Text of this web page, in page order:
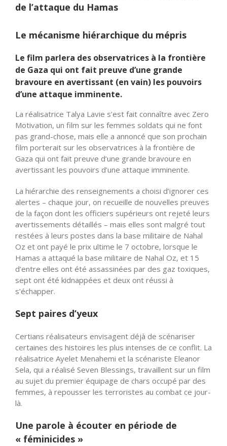
de l’attaque du Hamas
Le mécanisme hiérarchique du mépris
Le film parlera des observatrices à la frontière
de Gaza qui ont fait preuve d’une grande
bravoure en avertissant (en vain) les pouvoirs
d’une attaque imminente.
La réalisatrice Talya Lavie s’est fait connaître avec Zero
Motivation, un film sur les femmes soldats qui ne font
pas grand-chose, mais elle a annoncé que son prochain
film porterait sur les observatrices à la frontière de
Gaza qui ont fait preuve d’une grande bravoure en
avertissant les pouvoirs d’une attaque imminente.
La hiérarchie des renseignements a choisi d’ignorer ces
alertes – chaque jour, on recueille de nouvelles preuves
de la façon dont les officiers supérieurs ont rejeté leurs
avertissements détaillés – mais elles sont malgré tout
restées à leurs postes dans la base militaire de Nahal
Oz et ont payé le prix ultime le 7 octobre, lorsque le
Hamas a attaqué la base militaire de Nahal Oz, et 15
d’entre elles ont été assassinées par des gaz toxiques,
sept ont été kidnappées et deux ont réussi à
s’échapper.
Sept paires d’yeux
Certians réalisateurs envisagent déjà de scénariser
certaines des histoires les plus intenses de ce conflit. La
réalisatrice Ayelet Menahemi et la scénariste Eleanor
Sela, qui a réalisé Seven Blessings, travaillent sur un film
au sujet du premier équipage de chars occupé par des
femmes, à repousser les terroristes au combat ce jour-
là.
Une parole à écouter en période de
« féminicides »